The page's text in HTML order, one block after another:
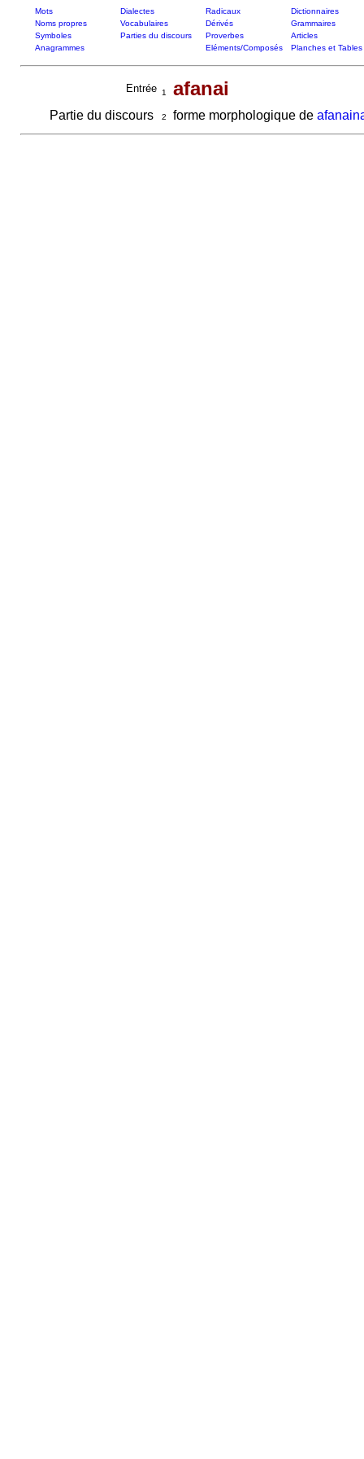
Mots Dialectes Radicaux
Dictionnaires
Noms propres
Vocabulaires Dérivés
Grammaires
Symboles
Parties du discours Proverbes
Articles
Anagrammes
Eléments/Composés Planches et Tables
Entrée 1 afanai
Partie du discours 2 forme morphologique de